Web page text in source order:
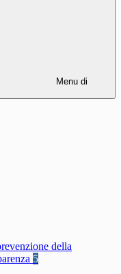
Menu di
della
5